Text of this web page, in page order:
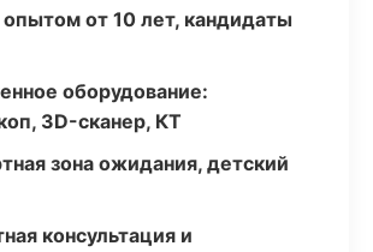
опытом от 10 лет, кандидаты
оборудование:
3D-сканер, КТ
зона ожидания, детский
консультация и